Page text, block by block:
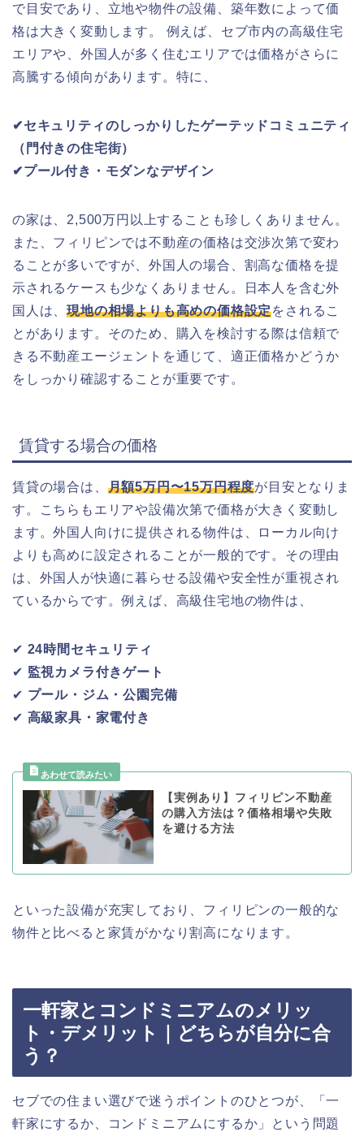
で目安であり、立地や物件の設備、築年数によって価
格は大きく変動します。 例えば、セブ市内の高級住宅
エリアや、外国人が多く住むエリアでは価格がさらに
高騰する傾向があります。特に、
✔セキュリティのしっかりしたゲーテッドコミュニティ
（門付きの住宅街）
✔プール付き・モダンなデザイン
の家は、2,500万円以上することも珍しくありません。
また、フィリピンでは不動産の価格は交渉次第で変わ
ることが多いですが、外国人の場合、割高な価格を提
示されるケースも少なくありません。日本人を含む外
国人は、現地の相場よりも高めの価格設定をされるこ
とがあります。そのため、購入を検討する際は信頼で
きる不動産エージェントを通じて、適正価格かどうか
をしっかり確認することが重要です。
賃貸する場合の価格
賃貸の場合は、 月額5万円〜15万円程度が目安となりま
す。こちらもエリアや設備次第で価格が大きく変動し
ます。外国人向けに提供される物件は、ローカル向け
よりも高めに設定されることが一般的です。その理由
は、外国人が快適に暮らせる設備や安全性が重視され
ているからです。例えば、高級住宅地の物件は、
✔ 24時間セキュリティ
✔ 監視カメラ付きゲート
✔ プール・ジム・公園完備
✔ 高級家具・家電付き
【実例あり】フィリピン不動産
の購入方法は？価格相場や失敗
を避ける方法
といった設備が充実しており、フィリピンの一般的な
物件と比べると家賃がかなり割高になります。
一軒家とコンドミニアムのメリッ
ト・デメリット｜どちらが自分に合
う？
セブでの住まい選びで迷うポイントのひとつが、「一
軒家にするか、コンドミニアムにするか」という問題